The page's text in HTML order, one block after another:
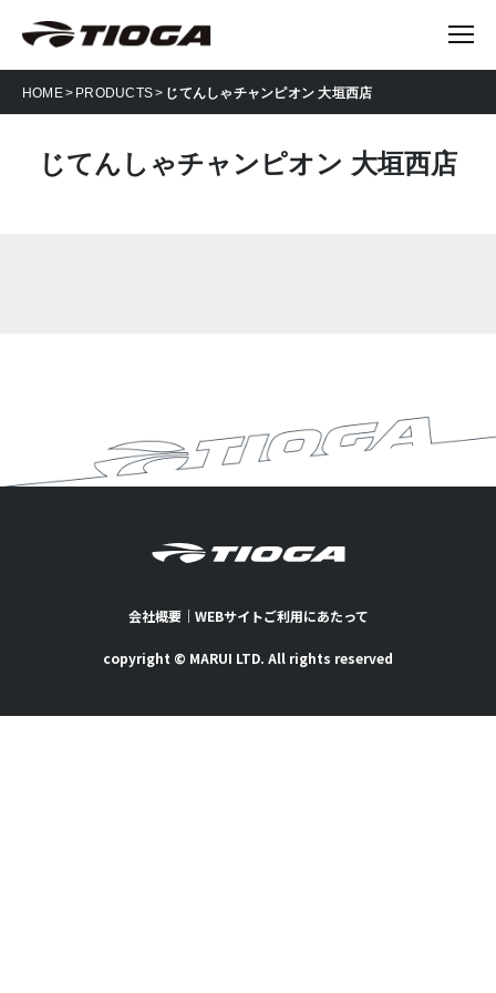
HOME PRODUCTS じてんしゃチャンピオン 大垣西店
じてんしゃチャンピオン 大垣西店
会社概要｜ WEBサイトご利用にあたって
copyright © MARUI LTD. All rights reserved